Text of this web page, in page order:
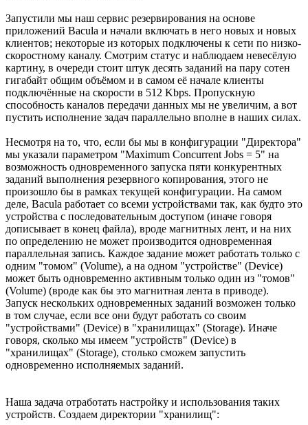
Запустили мы наш сервис резервирования на основе
приложений Bacula и начали включать в него новых и новых
клиентов; некоторые из которых подключены к сети по низко-
скоростному каналу. Смотрим статус и наблюдаем невесёлую
картину, в очереди стоит штук десять заданий на пару сотен
гигабайт общим объёмом и в самом её начале клиенты
подключённые на скорости в 512 Kbps. Пропускную
способность каналов передачи данных мы не увеличим, а вот
пустить исполнение задач параллельно вполне в наших силах.
Несмотря на то, что, если бы мы в конфигурации "Директора"
мы указали параметром "Maximum Concurrent Jobs = 5" на
возможность одновременного запуска пяти конкурентных
заданий выполнения резервного копирования, этого не
произошло бы в рамках текущей конфигурации. На самом
деле, Bacula работает со всеми устройствами так, как будто это
устройства с последовательным доступом (иначе говоря
дописывает в конец файла), вроде магнитных лент, и на них
по определению не может производится одновременная
параллельная запись. Каждое задание может работать только с
одним "томом" (Volume), а на одном "устройстве" (Device)
может быть одновременно активным только один из "томов"
(Volume) (вроде как бы это магнитная лента в приводе).
Запуск нескольких одновременных заданий возможен только
в том случае, если все они будут работать со своим
"устройствами" (Device) в "хранилищах" (Storage). Иначе
говоря, сколько мы имеем "устройств" (Device) в
"хранилищах" (Storage), столько сможем запустить
одновременно исполняемых заданий.
Наша задача отработать настройку и использования таких
устройств. Создаем директории "хранилищ":